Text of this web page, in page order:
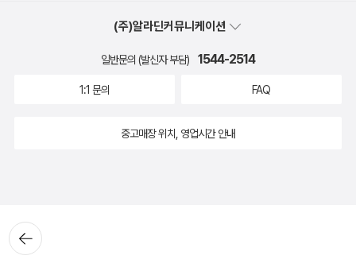
뒤로가
기
(주)알라딘커뮤니케이션
일반문의 (발신자 부담) 1544-2514
1:1 문의 FAQ
중고매장 위치, 영업시간 안내